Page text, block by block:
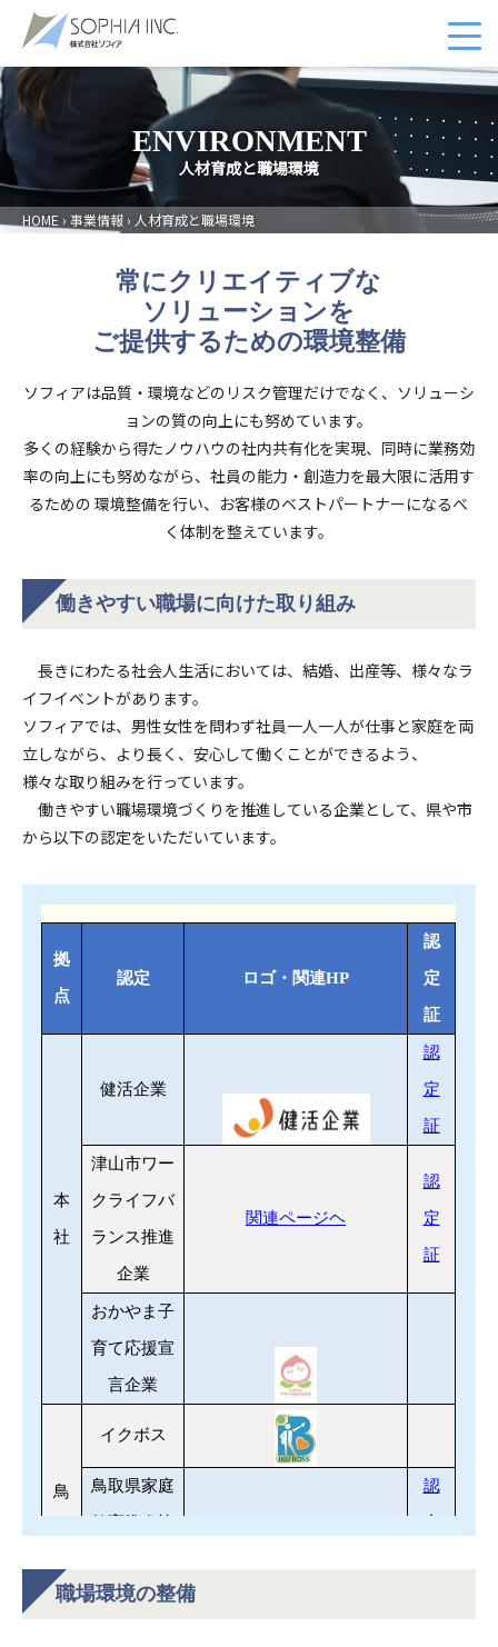
ENVIRONMENT
人材育成と職場環境
HOME › 事業情報› 人材育成と職場環境
常にクリエイティブな
ソリューションを
ご提供するための環境整備
ソフィアは品質・環境などのリスク管理だけでなく、ソリューシ
ョンの質の向上にも努めています。
多くの経験から得たノウハウの社内共有化を実現、同時に業務効
率の向上にも努めながら、社員の能力・創造力を最大限に活用す
るための 環境整備を行い、お客様のベストパートナーになるべ
く体制を整えています。
働きやすい職場に向けた取り組み
長きにわたる社会人生活においては、結婚、出産等、様々なラ
イフイベントがあります。
ソフィアでは、男性女性を問わず社員一人一人が仕事と家庭を両
立しながら、より長く、安心して働くことができるよう、
様々な取り組みを行っています。
働きやすい職場環境づくりを推進している企業として、県や市
から以下の認定をいただいています。
職場環境の整備